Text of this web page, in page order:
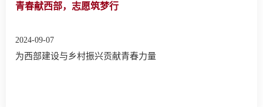
青春献西部，志愿筑梦行
2024-09-07
为西部建设与乡村振兴贡献青春力量